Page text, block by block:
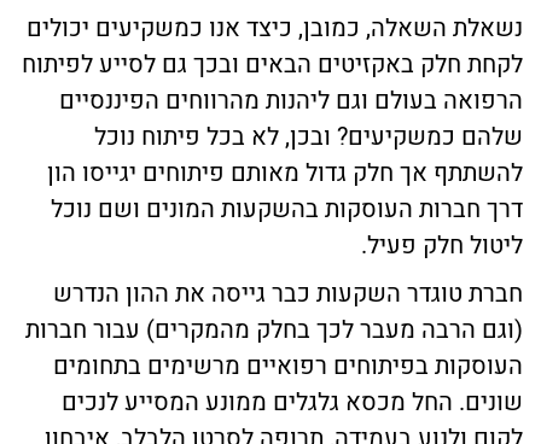
נשאלת השאלה, כמובן, כיצד אנו כמשקיעים יכולים
לקחת חלק באקזיטים הבאים ובכך גם לסייע לפיתוח
הרפואה בעולם וגם ליהנות מהרווחים הפיננסיים
שלהם כמשקיעים? ובכן, לא בכל פיתוח נוכל
להשתתף אך חלק גדול מאותם פיתוחים יגייסו הון
דרך חברות העוסקות בהשקעות המונים ושם נוכל
ליטול חלק פעיל.
חברת טוגדר השקעות כבר גייסה את ההון הנדרש
(וגם הרבה מעבר לכך בחלק מהמקרים) עבור חברות
העוסקות בפיתוחים רפואיים מרשימים בתחומים
שונים. החל מכסא גלגלים ממונע המסייע לנכים